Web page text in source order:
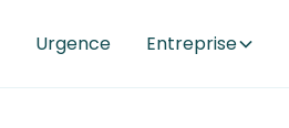
Urgence Entreprise